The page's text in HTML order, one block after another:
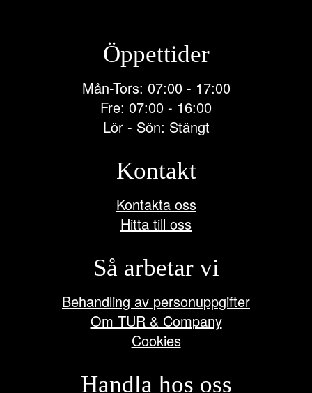
Öppettider
Mån-Tors: 07:00 - 17:00
Fre: 07:00 - 16:00
Lör - Sön: Stängt
Kontakt
Kontakta oss
Hitta till oss
Så arbetar vi
Behandling av personuppgifter
Om TUR & Company
Cookies
Handla hos oss